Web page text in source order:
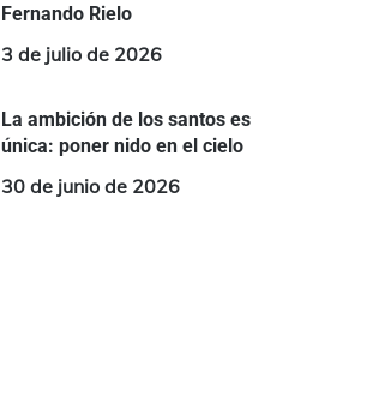
Fernando Rielo
3 de julio de 2026
La ambición de los santos es
única: poner nido en el cielo
30 de junio de 2026